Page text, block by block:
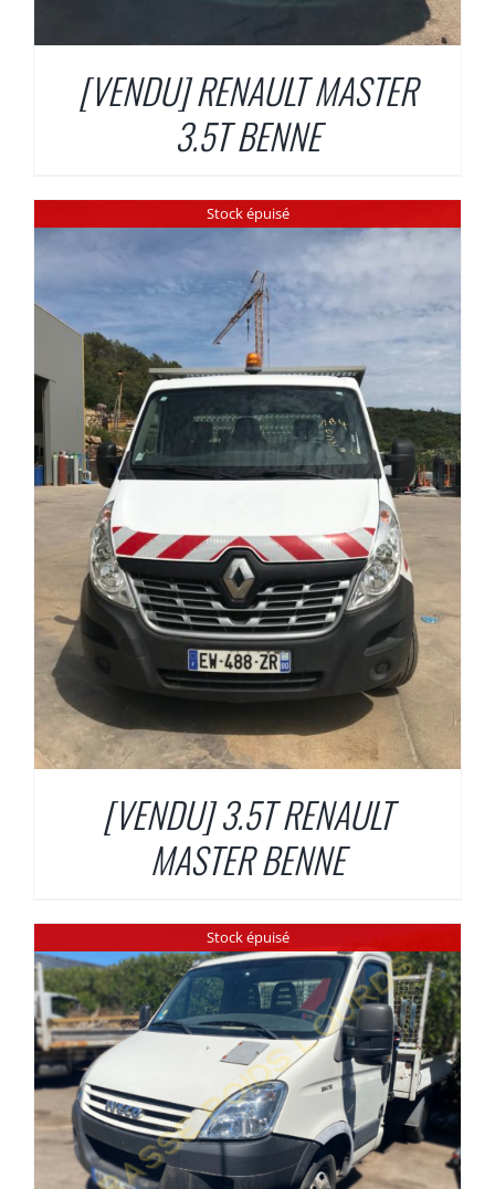
[VENDU] RENAULT MASTER
3.5T BENNE
Stock épuisé
[VENDU] 3.5T RENAULT
MASTER BENNE
Stock épuisé